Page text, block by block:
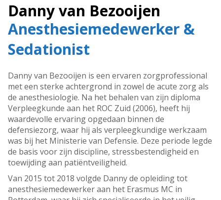
Danny van Bezooijen
Anesthesiemedewerker &
Sedationist
Danny van Bezooijen is een ervaren zorgprofessional
met een sterke achtergrond in zowel de acute zorg als
de anesthesiologie. Na het behalen van zijn diploma
Verpleegkunde aan het ROC Zuid (2006), heeft hij
waardevolle ervaring opgedaan binnen de
defensiezorg, waar hij als verpleegkundige werkzaam
was bij het Ministerie van Defensie. Deze periode legde
de basis voor zijn discipline, stressbestendigheid en
toewijding aan patiëntveiligheid.
Van 2015 tot 2018 volgde Danny de opleiding tot
anesthesiemedewerker aan het Erasmus MC in